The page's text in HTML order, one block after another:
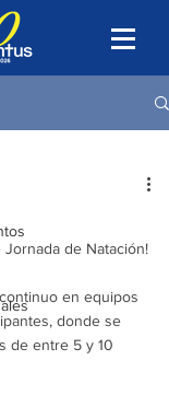
de Natación!
en equipos
donde se
de entre 5 y 10